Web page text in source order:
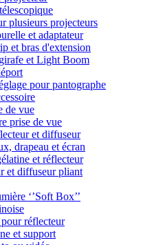
plusieurs projecteurs
et adaptateur
et bras d'extension
et Light Boom
pour pantographe
de vue
prise de vue
et diffuseur
drapeau et écran
et réflecteur
et diffuseur pliant
‘’Soft Box’’
réflecteur
et support